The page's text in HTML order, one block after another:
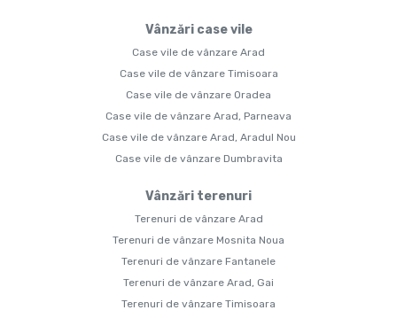
Vânzări case vile
Case vile de vânzare Arad
Case vile de vânzare Timisoara
Case vile de vânzare Oradea
Case vile de vânzare Arad, Parneava
Case vile de vânzare Arad, Aradul Nou
Case vile de vânzare Dumbravita
Vânzări terenuri
Terenuri de vânzare Arad
Terenuri de vânzare Mosnita Noua
Terenuri de vânzare Fantanele
Terenuri de vânzare Arad, Gai
Terenuri de vânzare Timisoara